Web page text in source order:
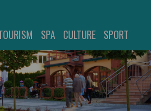
SPA CULTURE SPORT